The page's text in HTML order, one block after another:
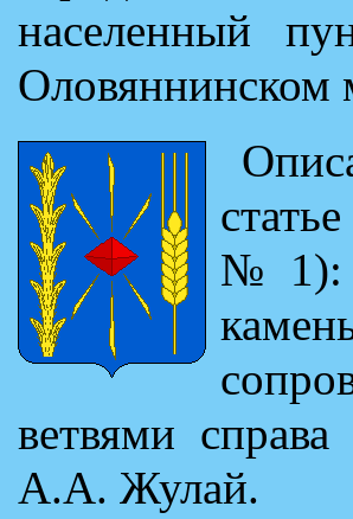
населенный
Оловяннинском
№ 1):
ветвями
А.А. Жулай.